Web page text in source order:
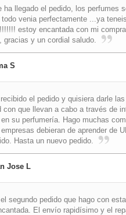
ha llegado el pedido, los perfumes
todo venia perfectamente ...ya
estoy encantada con mi
gracias y un cordial saludo.
S
el pedido y quisiera darle
con que llevan a cabo a través de
en su perfumería. Hago muchas
debieran de aprender de
Hasta un nuevo pedido.
Jose L
segundo pedido que hago con
El envío rapidísimo y el